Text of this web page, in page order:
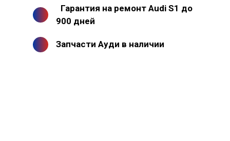
Гарантия на ремонт Audi S1 до
900 дней
Запчасти Ауди в наличии